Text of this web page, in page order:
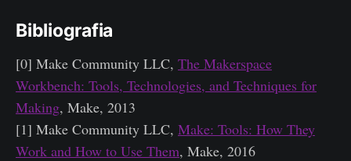
Bibliografia
[0] Make Community LLC, The Makerspace
Workbench: Tools, Technologies, and Techniques for
Making, Make, 2013
[1] Make Community LLC, Make: Tools: How They
Work and How to Use Them, Make, 2016